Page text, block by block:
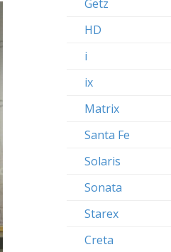
Getz
HD
i
ix
Matrix
Santa Fe
Solaris
Sonata
Starex
Creta